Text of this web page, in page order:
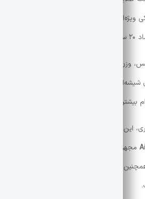
با عبارت
وزن این
بیشتر استفاده شده است.
این موس به سنسور اپتیکال